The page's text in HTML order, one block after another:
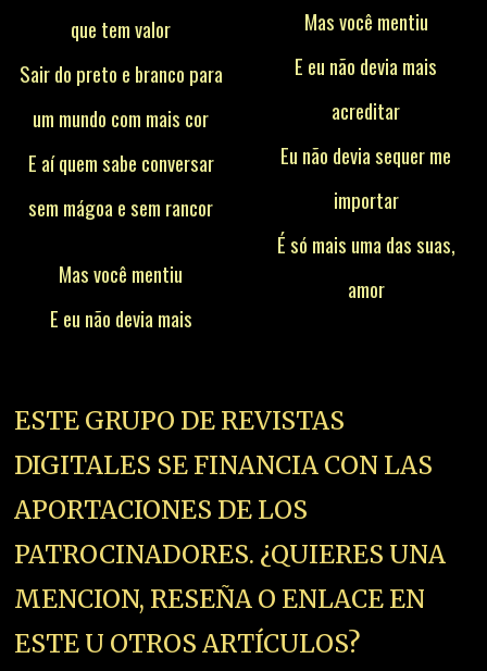
que tem valor
Sair do preto e branco para
um mundo com mais cor
E aí quem sabe conversar
sem mágoa e sem rancor
Mas você mentiu
E eu não devia mais
Mas você mentiu
E eu não devia mais
acreditar
Eu não devia sequer me
importar
É só mais uma das suas,
amor
ESTE GRUPO DE REVISTAS
DIGITALES SE FINANCIA CON LAS
APORTACIONES DE LOS
PATROCINADORES. ¿QUIERES UNA
MENCION, RESEÑA O ENLACE EN
ESTE U OTROS ARTÍCULOS?